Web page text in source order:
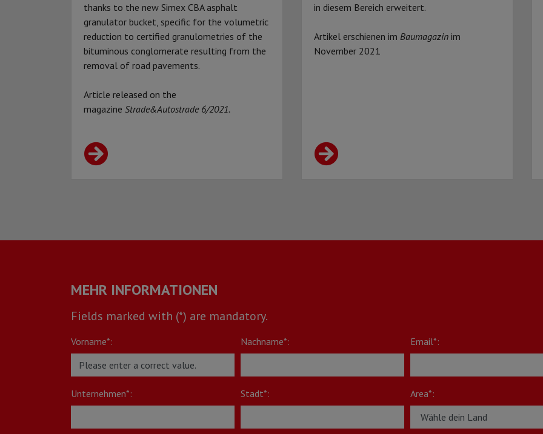
thanks to the new Simex CBA asphalt
granulator bucket, specific for the volumetric
reduction to certified granulometries of the
bituminous conglomerate resulting from the
removal of road pavements.
Article released on the
magazine Strade&Autostrade 6/2021.
in diesem Bereich erweitert.
Artikel erschienen im Baumagazin im
November 2021
MEHR INFORMATIONEN
Fields marked with (*) are mandatory.
Vorname*: Nachname*: Email*:
Unternehmen*: Stadt*: Area*: